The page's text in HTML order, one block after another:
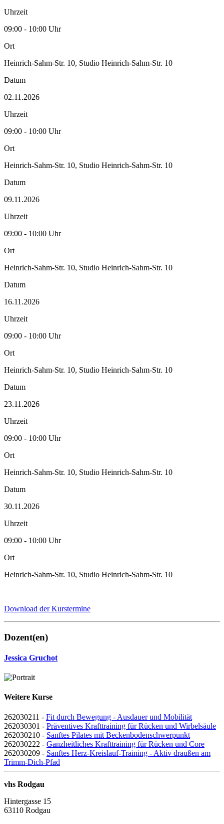
Uhrzeit
09:00 - 10:00 Uhr
Ort
Heinrich-Sahm-Str. 10, Studio Heinrich-Sahm-Str. 10
Datum
02.11.2026
Uhrzeit
09:00 - 10:00 Uhr
Ort
Heinrich-Sahm-Str. 10, Studio Heinrich-Sahm-Str. 10
Datum
09.11.2026
Uhrzeit
09:00 - 10:00 Uhr
Ort
Heinrich-Sahm-Str. 10, Studio Heinrich-Sahm-Str. 10
Datum
16.11.2026
Uhrzeit
09:00 - 10:00 Uhr
Ort
Heinrich-Sahm-Str. 10, Studio Heinrich-Sahm-Str. 10
Datum
23.11.2026
Uhrzeit
09:00 - 10:00 Uhr
Ort
Heinrich-Sahm-Str. 10, Studio Heinrich-Sahm-Str. 10
Datum
30.11.2026
Uhrzeit
09:00 - 10:00 Uhr
Ort
Heinrich-Sahm-Str. 10, Studio Heinrich-Sahm-Str. 10
Download der Kurstermine
Dozent(en)
Jessica Gruchot
Weitere Kurse
262030211 - Fit durch Bewegung - Ausdauer und Mobilität
262030301 - Präventives Krafttraining für Rücken und Wirbelsäule
262030210 - Sanftes Pilates mit Beckenbodenschwerpunkt
262030222 - Ganzheitliches Krafttraining für Rücken und Core
262030209 - Sanftes Herz-Kreislauf-Training - Aktiv draußen am
Trimm-Dich-Pfad
vhs Rodgau
Hintergasse 15
63110 Rodgau